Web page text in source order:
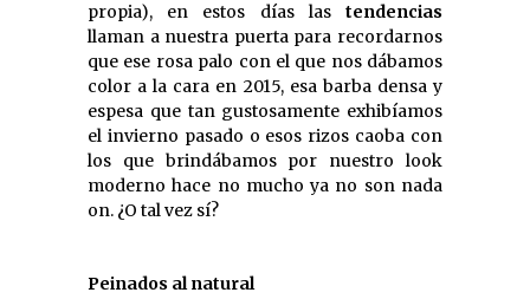
propia), en estos días las tendencias
llaman a nuestra puerta para recordarnos
que ese rosa palo con el que nos dábamos
color a la cara en 2015, esa barba densa y
espesa que tan gustosamente exhibíamos
el invierno pasado o esos rizos caoba con
los que brindábamos por nuestro look
moderno hace no mucho ya no son nada
on. ¿O tal vez sí?
Peinados al natural